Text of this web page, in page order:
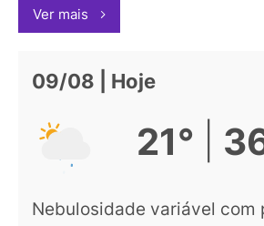
Ver mais
09/08 | Hoje
21°
Nebulosidade variável com